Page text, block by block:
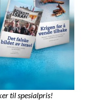
til spesialpris!